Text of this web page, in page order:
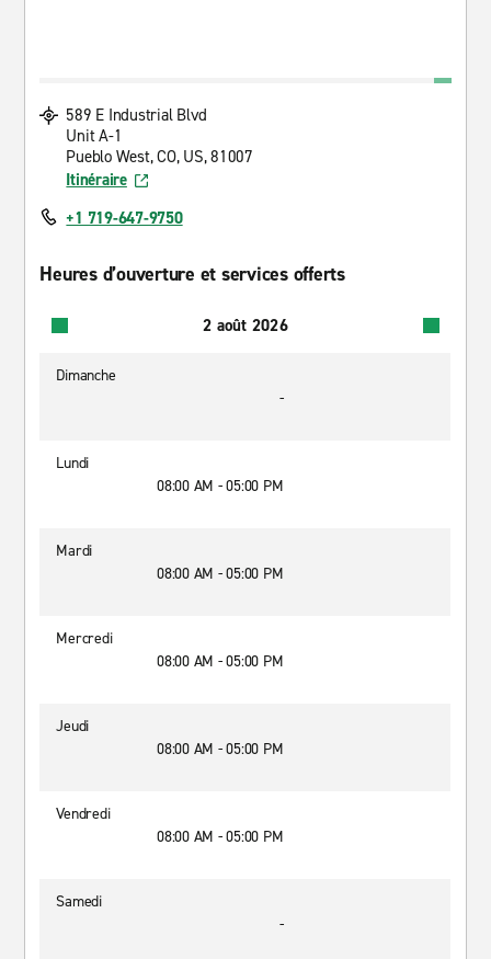
589 E Industrial Blvd
Unit A-1
Pueblo West, CO, US, 81007
Itinéraire
+1 719-647-9750
Heures d’ouverture et services offerts
2 août 2026
Dimanche
-
Lundi
08:00 AM - 05:00 PM
Mardi
08:00 AM - 05:00 PM
Mercredi
08:00 AM - 05:00 PM
Jeudi
08:00 AM - 05:00 PM
Vendredi
08:00 AM - 05:00 PM
Samedi
-